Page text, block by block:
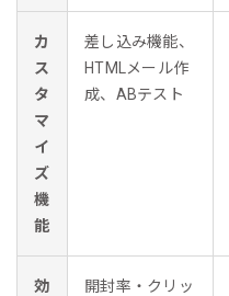
カ
ス
タ
マ
イ
ズ
機
能
差し込み機能、
HTMLメール作
成、ABテスト
効
開封率・クリッ